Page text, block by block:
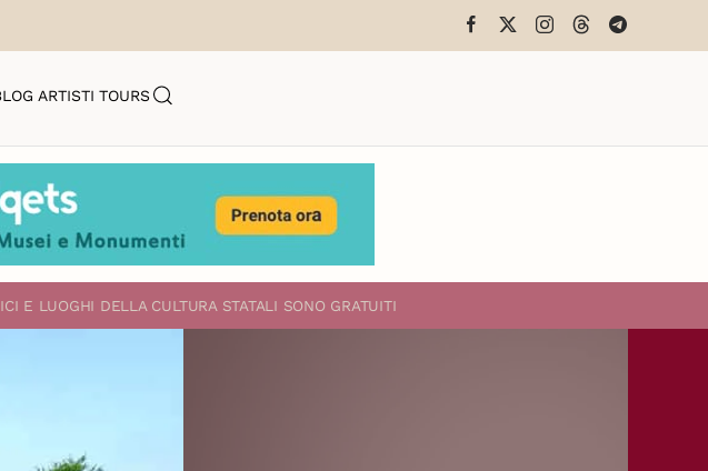
ARTISTI TOURS
E LUOGHI DELLA CULTURA STATALI SONO GRATUITI